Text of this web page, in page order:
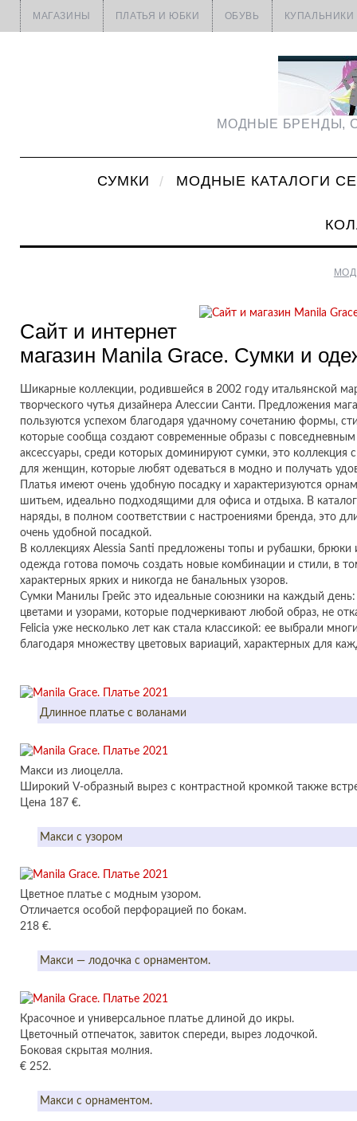
МАГАЗИНЫ ПЛАТЬЯ И ЮБКИ ОБУВЬ КУПАЛЬНИКИ
МОДНЫЕ БРЕНДЫ,
СУМКИ МОДНЫЕ КАТАЛОГИ
Сайт и интернет
магазин Manila Grace. Сумки и
Шикарные коллекции, родившейся в 2002 году итальянской
творческого чутья дизайнера Алессии Санти. Предложения
пользуются успехом благодаря удачному сочетанию формы,
которые сообща создают современные образы с
аксессуары, среди которых доминируют сумки, это коллекция
для женщин, которые любят одеваться в модно и получать
Платья имеют очень удобную посадку и характеризуются
шитьем, идеально подходящими для офиса и отдыха. В
наряды, в полном соответствии с настроениями бренда, это
очень удобной посадкой.
В коллекциях Alessia Santi предложены топы и рубашки, брюки
одежда готова помочь создать новые комбинации и стили, в
характерных ярких и никогда не банальных узоров.
Сумки Манилы Грейс это идеальные союзники на каждый
цветами и узорами, которые подчеркивают любой образ, не
Felicia уже несколько лет как стала классикой: ее выбрали
благодаря множеству цветовых вариаций, характерных для
Длинное платье с воланами
Макси из лиоцелла.
Широкий V-образный вырез с контрастной кромкой также
Цена 187 €.
Макси с узором
Цветное платье с модным узором.
Отличается особой перфорацией по бокам.
218 €.
Макси — лодочка с орнаментом.
Красочное и универсальное платье длиной до икры.
Цветочный отпечаток, завиток спереди, вырез лодочкой.
Боковая скрытая молния.
€ 252.
Макси с орнаментом.